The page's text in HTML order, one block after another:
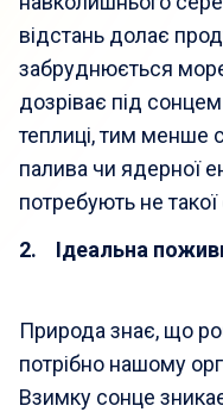
відстань долає
забруднюється
дозріває під
теплиці, тим менше
палива чи ядерної
потребують не
2. Ідеальна
Природа знає, що
потрібно нашому
Взимку сонце